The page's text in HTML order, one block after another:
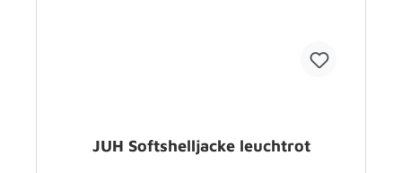
JUH Softshelljacke leuchtrot